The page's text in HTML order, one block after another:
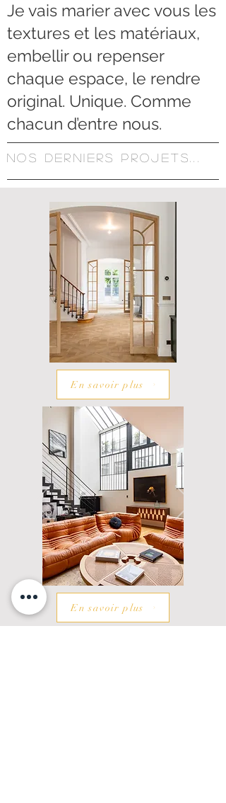
Je vais marier avec vous les
textures et les matériaux,
embellir ou repenser
chaque espace, le rendre
original. Unique. Comme
chacun d’entre nous.
NOS DERNIERS PROJETS...
En savoir plus
En savoir plus